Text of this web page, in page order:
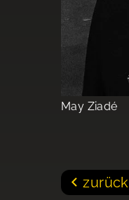
May Ziadé
zurück